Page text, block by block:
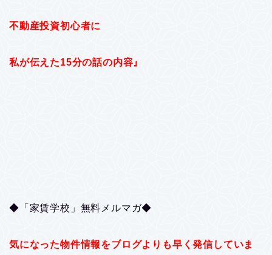
不動産投資初心者に
私が伝えた15分の話の内容』
◆「家賃学校」無料メルマガ◆
気になった物件情報をブログよりも早く発信していま